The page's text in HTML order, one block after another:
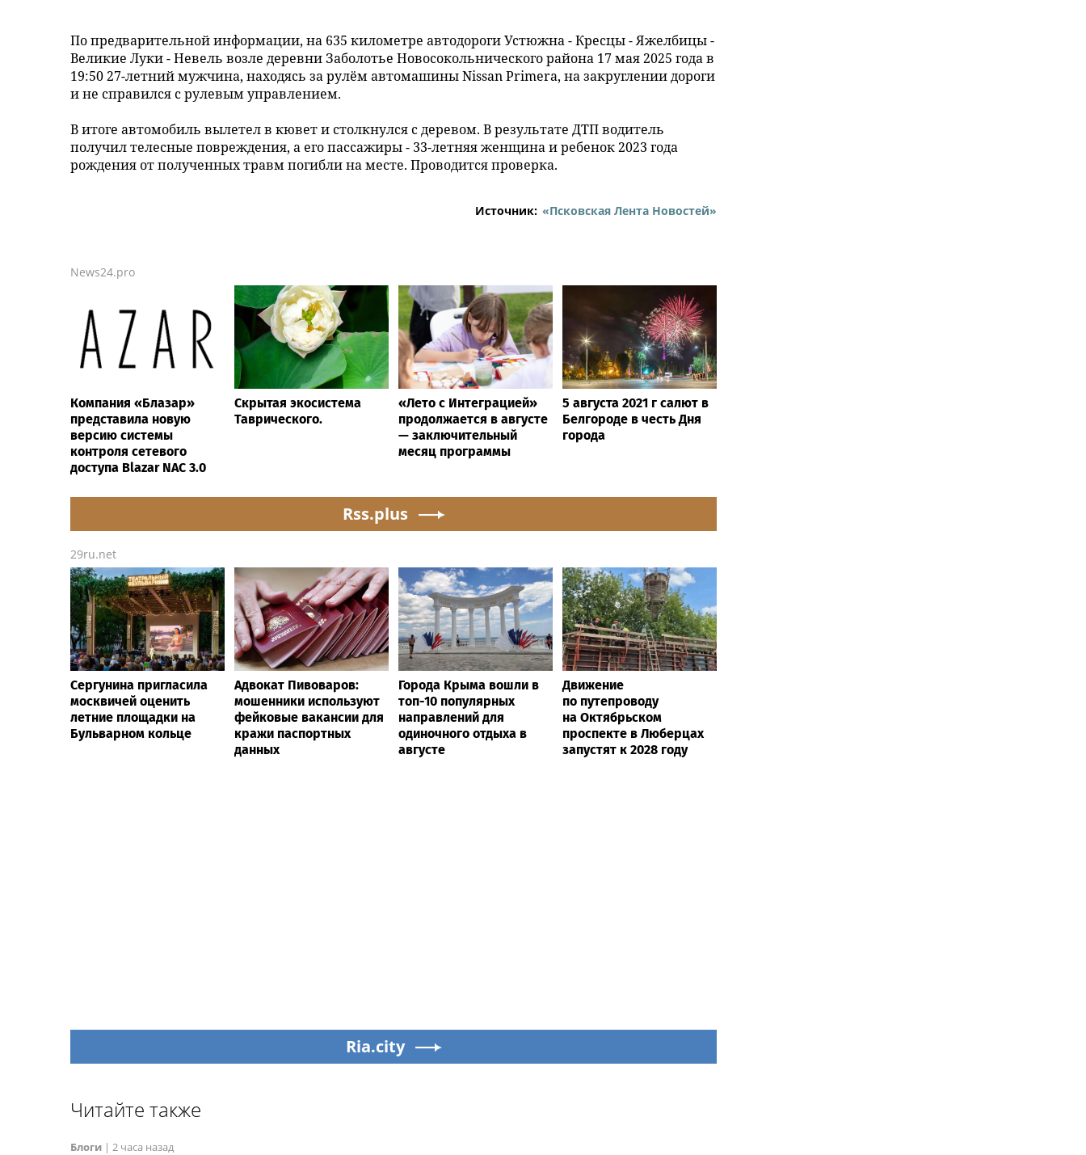
По предварительной информации, на 635 километре автодороги Устюжна - Кресцы - Яжелбицы -
Великие Луки - Невель возле деревни Заболотье Новосокольнического района 17 мая 2025 года в
19:50 27-летний мужчина, находясь за рулём автомашины Nissan Primera, на закруглении дороги
и не справился с рулевым управлением.
В итоге автомобиль вылетел в кювет и столкнулся с деревом. В результате ДТП водитель
получил телесные повреждения, а его пассажиры - 33-летняя женщина и ребенок 2023 года
рождения от полученных травм погибли на месте. Проводится проверка.
Источник: «Псковская Лента Новостей»
News24.pro
Компания «Блазар»
представила новую
версию системы
контроля сетевого
доступа Blazar NAC 3.0
Скрытая экосистема
Таврического.
«Лето с Интеграцией»
продолжается в августе
— заключительный
месяц программы
5 августа 2021 г салют в
Белгороде в честь Дня
города
Rss.plus
29ru.net
Сергунина пригласила
москвичей оценить
летние площадки на
Бульварном кольце
Адвокат Пивоваров:
мошенники используют
фейковые вакансии для
кражи паспортных
данных
Города Крыма вошли в
топ-10 популярных
направлений для
одиночного отдыха в
августе
Движение
по путепроводу
на Октябрьском
проспекте в Люберцах
запустят к 2028 году
Ria.city
Читайте также
Блоги | 2 часа назад